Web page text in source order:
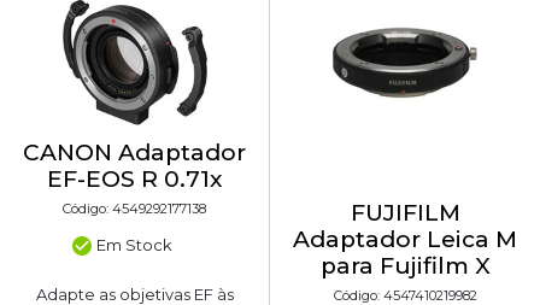
CANON Adaptador
EF-EOS R 0.71x
Código: 4549292177138
Em Stock
Adapte as objetivas EF às
FUJIFILM
Adaptador Leica M
para Fujifilm X
Código: 4547410219982